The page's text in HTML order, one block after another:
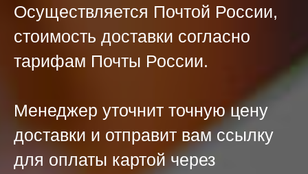
Осуществляется Почтой России,
стоимость доставки согласно
тарифам Почты России.
Менеджер уточнит точную цену
доставки и отправит вам ссылку
для оплаты картой через